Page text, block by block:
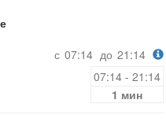
с 07:14 до 21:14
07:14 - 21:14
1 мин